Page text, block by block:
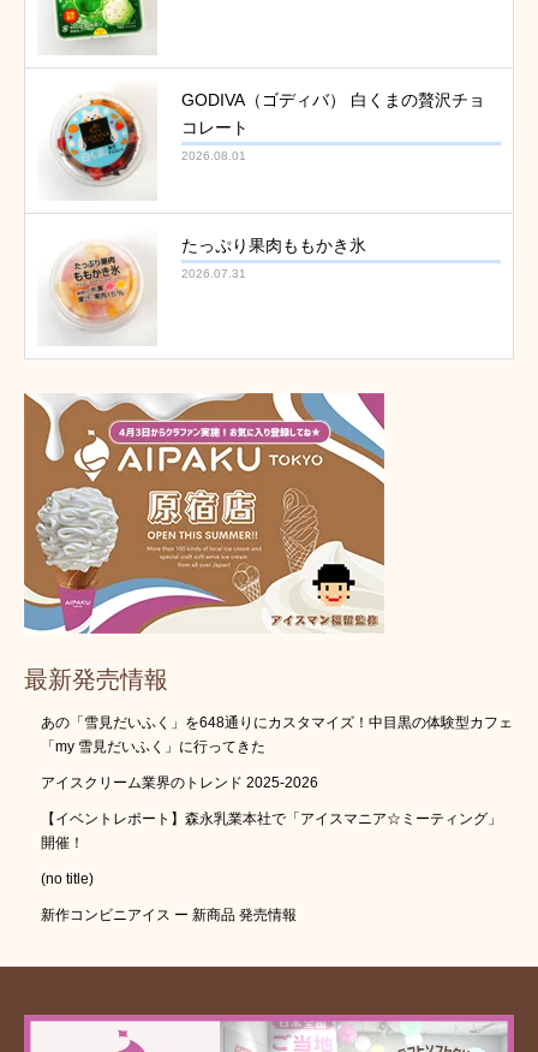
GODIVA（ゴディバ） 白くまの贅沢チョ
コレート
2026.08.01
たっぷり果肉ももかき氷
2026.07.31
最新発売情報
あの「雪見だいふく」を648通りにカスタマイズ！中目黒の体験型カフェ
「my 雪見だいふく」に行ってきた
アイスクリーム業界のトレンド 2025-2026
【イベントレポート】森永乳業本社で「アイスマニア☆ミーティング」
開催！
(no title)
新作コンビニアイス ー 新商品 発売情報